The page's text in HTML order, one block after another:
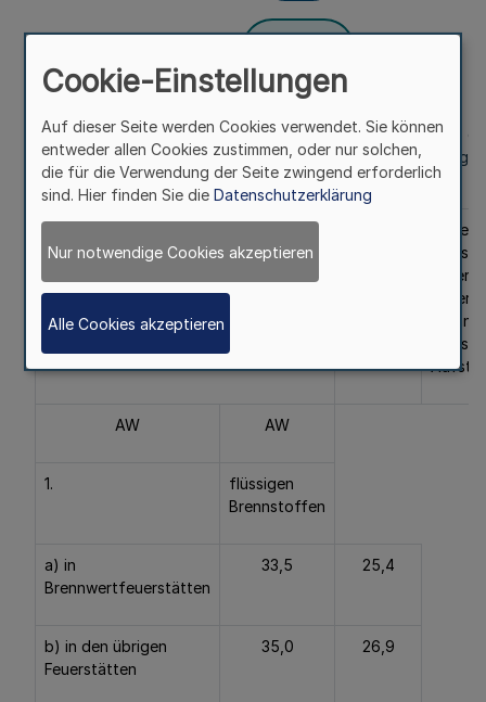
(1) Die Gebühren für Emissionsmessungen nach §§ 14 und 15
Verordnung über Kleinfeuerungsanlagen (1. BImSchV)
Messung bei Feuerungsanlagen
für
in
AW AW
1.
flüssigen
Brennstoffen
a) in
Brennwertfeuerstätten
33,5 25,4
b) in den übrigen
Feuerstätten
35,0 26,9
Cookie-Einstellungen
Auf dieser Seite werden Cookies verwendet. Sie können
entweder allen Cookies zustimmen, oder nur solchen,
die für die Verwendung der Seite zwingend erforderlich
sind. Hier finden Sie die Datenschutzerklärung
Nur notwendige Cookies akzeptieren
Alle Cookies akzeptieren